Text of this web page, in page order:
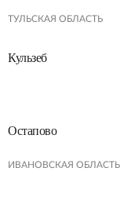
ТУЛЬСКАЯ ОБЛАСТЬ
Кульзеб
Остапово
ИВАНОВСКАЯ ОБЛАСТЬ